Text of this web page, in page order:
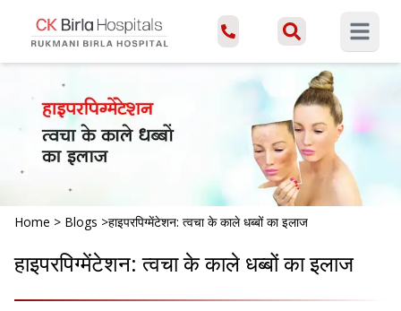
Open
Home > Blogs >हाइपरपिग्मेंटेशन: त्वचा के काले धब्बों का इलाज
हाइपरपिग्मेंटेशन: त्वचा के काले धब्बों का इलाज